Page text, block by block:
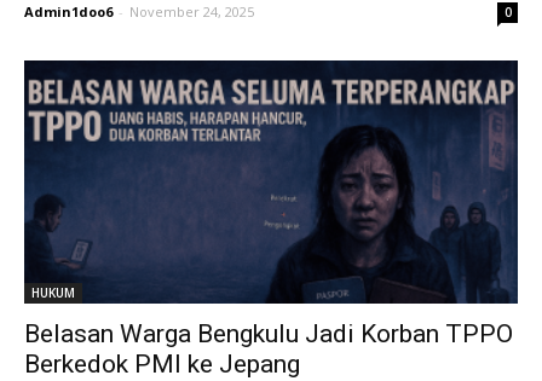
Admin1doo6 - November 24, 2025 0
HUKUM
Belasan Warga Bengkulu Jadi Korban TPPO
Berkedok PMI ke Jepang